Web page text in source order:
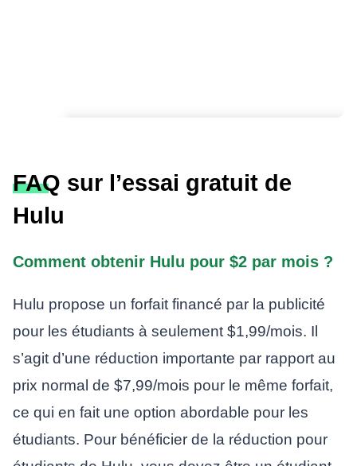
FAQ sur l’essai gratuit de
Hulu
Comment obtenir Hulu pour $2 par mois ?
Hulu propose un forfait financé par la publicité
pour les étudiants à seulement $1,99/mois. Il
s’agit d’une réduction importante par rapport au
prix normal de $7,99/mois pour le même forfait,
ce qui en fait une option abordable pour les
étudiants. Pour bénéficier de la réduction pour